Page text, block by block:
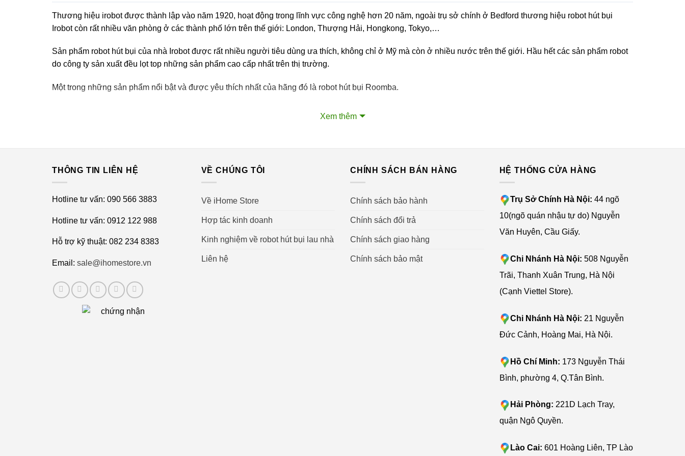
Thương hiệu irobot được thành lập vào năm 1920, hoạt động trong lĩnh vực công nghệ hơn 20 năm, ngoài trụ sở chính ở Bedford thương hiệu robot hút bụi
Irobot còn rất nhiều văn phòng ở các thành phố lớn trên thế giới: London, Thượng Hải, Hongkong, Tokyo,…
Sản phẩm robot hút bụi của nhà Irobot được rất nhiều người tiêu dùng ưa thích, không chỉ ở Mỹ mà còn ở nhiều nước trên thế giới. Hầu hết các sản phẩm robot
do công ty sản xuất đều lọt top những sản phẩm cao cấp nhất trên thị trường.
Một trong những sản phẩm nổi bật và được yêu thích nhất của hãng đó là robot hút bụi Roomba.
Thiết kế sang trọng, tinh tế là một trong những điểm cộng của robot hút bụi Irobot. Hầu hết các sản phẩm robot hút bụi đến từ thương hiệu này đều có màu chủ
đạo là những màu trung tính càng làm tăng thêm nét sang trọng và dễ dàng bài trí cùng những vật dụng khác trong nhà. Robot có thể đặt ở bất cứ vị trí nào trong
nhà mà vẫn đảm bảo nét thẩm mỹ.
Xem thêm
THÔNG TIN LIÊN HỆ
Hotline tư vấn: 090 566 3883
Hotline tư vấn: 0912 122 988
Hỗ trợ kỹ thuật: 082 234 8383
Email: sale@ihomestore.vn
VỀ CHÚNG TÔI
Về iHome Store
Hợp tác kinh doanh
Kinh nghiệm về robot hút bụi lau nhà
Liên hệ
CHÍNH SÁCH BÁN HÀNG
Chính sách bảo hành
Chính sách đổi trả
Chính sách giao hàng
Chính sách bảo mật
HỆ THỐNG CỬA HÀNG
Trụ Sở Chính Hà Nội: 44 ngõ
10(ngõ quán nhậu tự do) Nguyễn
Văn Huyên, Cầu Giấy.
Chi Nhánh Hà Nội: 508 Nguyễn
Trãi, Thanh Xuân Trung, Hà Nội
(Cạnh Viettel Store).
Chi Nhánh Hà Nội: 21 Nguyễn
Đức Cảnh, Hoàng Mai, Hà Nội.
Hồ Chí Minh: 173 Nguyễn Thái
Bình, phường 4, Q.Tân Bình.
Hải Phòng: 221D Lạch Tray,
quận Ngô Quyền.
Lào Cai: 601 Hoàng Liên, TP Lào